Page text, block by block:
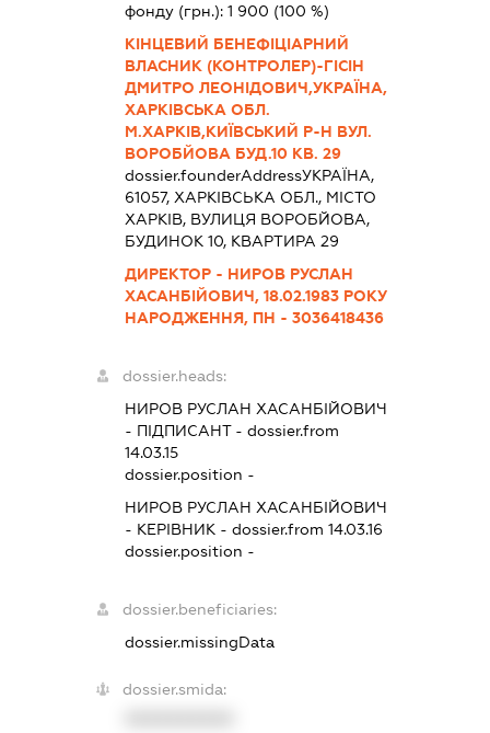
фонду (грн.): 1 900 (100 %)
КІНЦЕВИЙ БЕНЕФІЦІАРНИЙ
ВЛАСНИК (КОНТРОЛЕР)-ГІСІН
ДМИТРО ЛЕОНІДОВИЧ,УКРАЇНА,
ХАРКІВСЬКА ОБЛ.
М.ХАРКІВ,КИЇВСЬКИЙ Р-Н ВУЛ.
ВОРОБЙОВА БУД.10 КВ. 29
dossier.founderAddressУКРАЇНА,
61057, ХАРКІВСЬКА ОБЛ., МІСТО
ХАРКІВ, ВУЛИЦЯ ВОРОБЙОВА,
БУДИНОК 10, КВАРТИРА 29
ДИРЕКТОР - НИРОВ РУСЛАН
ХАСАНБІЙОВИЧ, 18.02.1983 РОКУ
НАРОДЖЕННЯ, ПН - 3036418436
dossier.heads:
НИРОВ РУСЛАН ХАСАНБІЙОВИЧ
- ПІДПИСАНТ- dossier.from
14.03.15
dossier.position -
НИРОВ РУСЛАН ХАСАНБІЙОВИЧ
- КЕРІВНИК - dossier.from 14.03.16
dossier.position -
dossier.beneficiaries:
dossier.missingData
dossier.smida: